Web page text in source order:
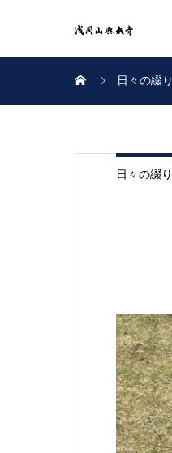
日々の綴り
日々の綴り